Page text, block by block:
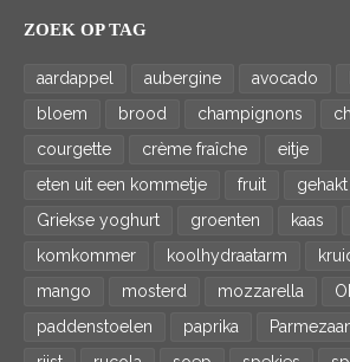
ZOEK OP TAG
aardappel aubergine avocado
bloem
brood champignons
courgette
crème fraîche
eitje
eten uit een kommetje
fruit
gehakt
Griekse yoghurt
groenten kaas
komkommer
koolhydraatarm
mango
mosterd mozzarella
paddenstoelen
paprika